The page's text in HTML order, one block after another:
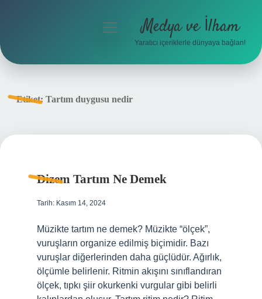
menüyü
Medya ve İlham
Yaratıcı içeriklerle dünyaya bağlan!
Etiket: Tartım duygusu nedir
Dizem Tartım Ne Demek
Tarih: Kasım 14, 2024
Müzikte tartım ne demek? Müzikte “ölçek”,
vuruşların organize edilmiş biçimidir. Bazı
vuruşlar diğerlerinden daha güçlüdür. Ağırlık,
ölçümle belirlenir. Ritmin akışını sınıflandıran
ölçek, tıpkı şiir okurkenki vurgular gibi belirli